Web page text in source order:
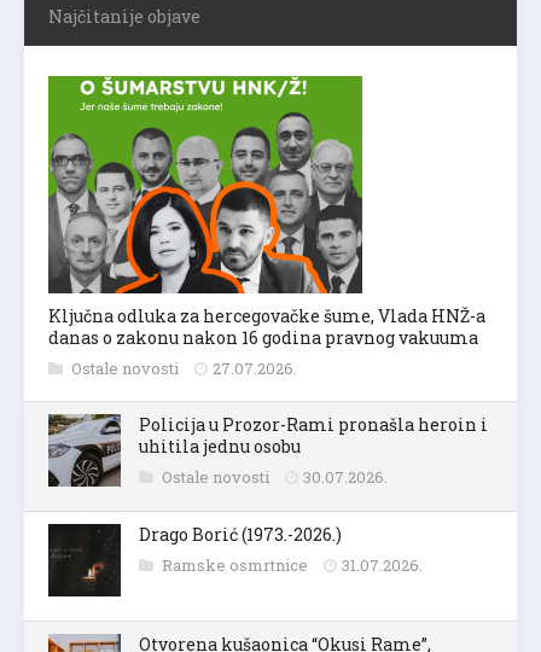
Najčitanije objave
Ključna odluka za hercegovačke šume, Vlada HNŽ-a
danas o zakonu nakon 16 godina pravnog vakuuma
Ostale novosti 27.07.2026.
Policija u Prozor-Rami pronašla heroin i
uhitila jednu osobu
Ostale novosti 30.07.2026.
Drago Borić (1973.-2026.)
Ramske osmrtnice 31.07.2026.
Otvorena kušaonica “Okusi Rame”,